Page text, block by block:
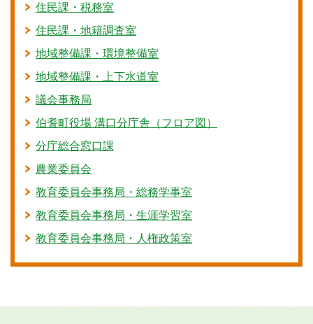
住民課・税務室
住民課・地籍調査室
地域整備課・環境整備室
地域整備課・上下水道室
議会事務局
伯耆町役場 溝口分庁舎（フロア図）
分庁総合窓口課
農業委員会
教育委員会事務局・総務学事室
教育委員会事務局・生涯学習室
教育委員会事務局・人権政策室